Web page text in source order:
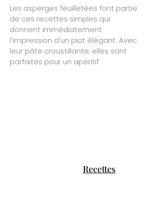
Les asperges feuilletées font partie
de ces recettes simples qui
donnent immédiatement
l’impression d’un plat élégant. Avec
leur pâte croustillante, elles sont
parfaites pour un apéritif
Recettes